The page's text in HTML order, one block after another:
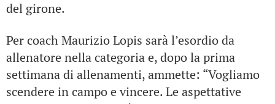
del girone.
Per coach Maurizio Lopis sarà l’esordio da
allenatore nella categoria e, dopo la prima
settimana di allenamenti, ammette: “Vogliamo
scendere in campo e vincere. Le aspettative